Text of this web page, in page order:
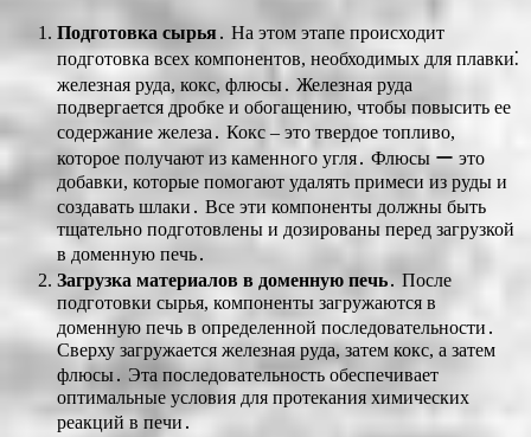
Подготовка сырья․ На этом этапе происходит
подготовка всех компонентов, необходимых для плавки⁚
железная руда, кокс, флюсы․ Железная руда
подвергается дробке и обогащению, чтобы повысить ее
содержание железа․ Кокс ‒ это твердое топливо,
которое получают из каменного угля․ Флюсы ー это
добавки, которые помогают удалять примеси из руды и
создавать шлаки․ Все эти компоненты должны быть
тщательно подготовлены и дозированы перед загрузкой
в доменную печь․
Загрузка материалов в доменную печь․ После
подготовки сырья, компоненты загружаются в
доменную печь в определенной последовательности․
Сверху загружается железная руда, затем кокс, а затем
флюсы․ Эта последовательность обеспечивает
оптимальные условия для протекания химических
реакций в печи․